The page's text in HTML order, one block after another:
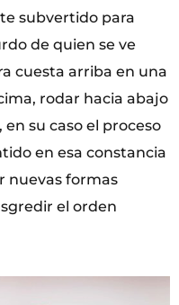
subvertido para
de quien se ve
cuesta arriba en una
rodar hacia abajo
su caso el proceso
en esa constancia
nuevas formas
el orden